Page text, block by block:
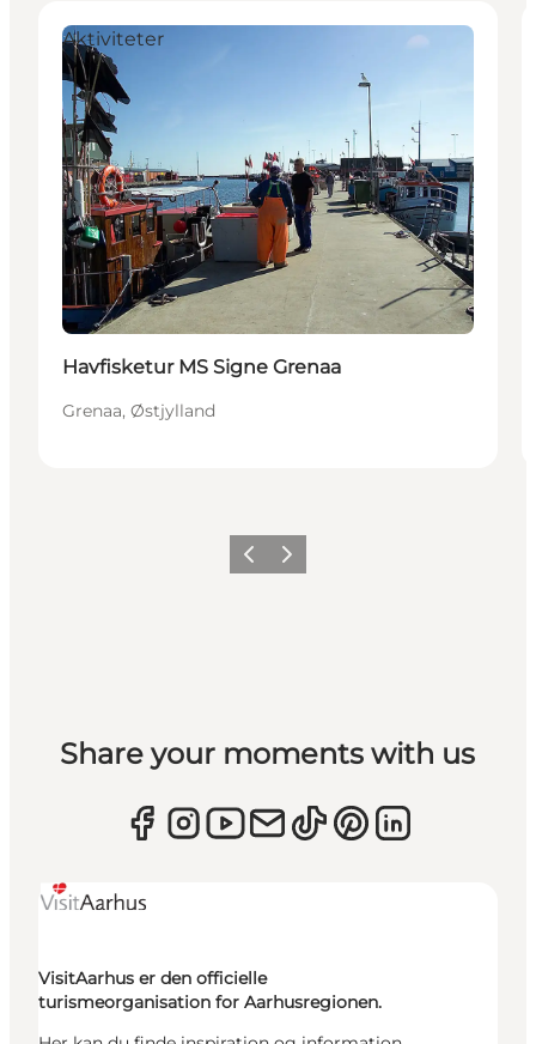
Aktiviteter
Havfisketur MS Signe Grenaa
Grenaa, Østjylland
ForrigeNæste
Share your moments with us
VisitAarhus er den officielle
turismeorganisation for Aarhusregionen.